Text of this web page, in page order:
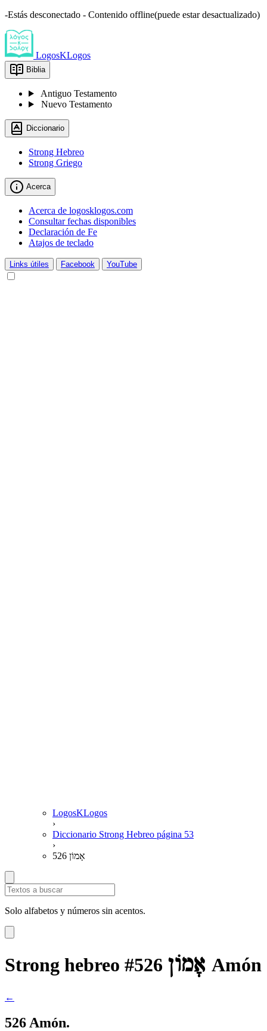
-Estás desconectado - Contenido offline(puede estar desactualizado)
LogosKLogos
Biblia
Antiguo Testamento
Nuevo Testamento
Diccionario
Strong Hebreo
Strong Griego
Acerca
Acerca de logosklogos.com
Consultar fechas disponibles
Declaración de Fe
Atajos de teclado
Links útiles Facebook YouTube
LogosKLogos
›
Diccionario Strong Hebreo página 53
›
526 אָמוֹן
Solo alfabetos y números sin acentos.
Strong hebreo #526 אָמוֹן Amón
←
526 Amón.